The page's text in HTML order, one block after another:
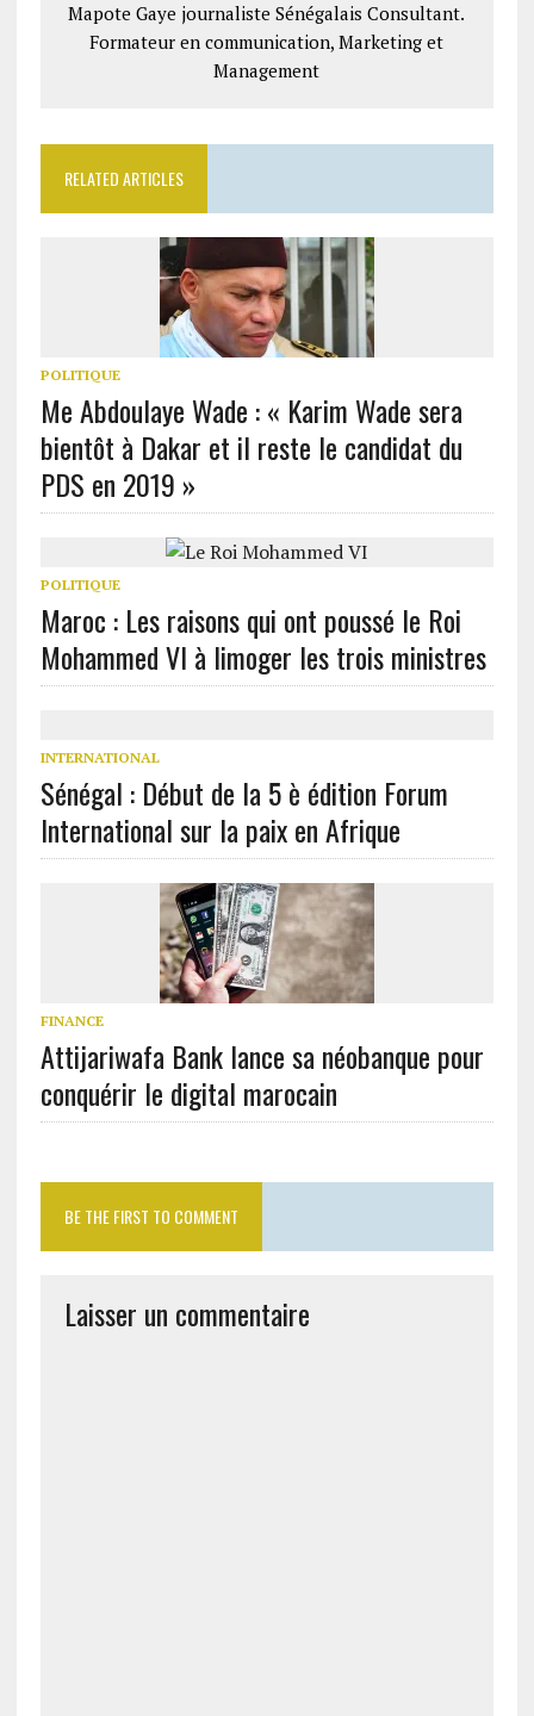
Mapote Gaye journaliste Sénégalais Consultant.
Formateur en communication, Marketing et
Management
RELATED ARTICLES
POLITIQUE
Me Abdoulaye Wade : « Karim Wade sera
bientôt à Dakar et il reste le candidat du
PDS en 2019 »
POLITIQUE
Maroc : Les raisons qui ont poussé le Roi
Mohammed VI à limoger les trois ministres
INTERNATIONAL
Sénégal : Début de la 5 è édition Forum
International sur la paix en Afrique
FINANCE
Attijariwafa Bank lance sa néobanque pour
conquérir le digital marocain
BE THE FIRST TO COMMENT
Laisser un commentaire